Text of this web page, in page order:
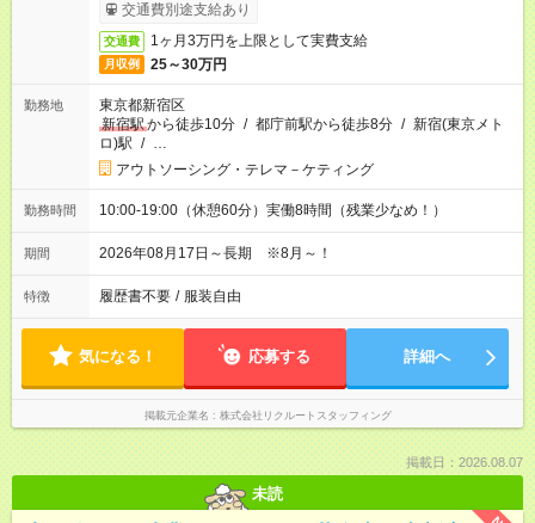
交通費別途支給あり
交通費 1ヶ月3万円を上限として実費支給
月収例 25～30万円
勤務地
東京都新宿区
新宿駅から徒歩10分 / 都庁前駅から徒歩8分 / 新宿(東京メト
ロ)駅 / …
アウトソーシング・テレマ－ケティング
勤務時間 10:00-19:00（休憩60分）実働8時間（残業少なめ！）
期間 2026年08月17日～長期 ※8月～！
特徴 履歴書不要 / 服装自由
気になる！ 応募する 詳細へ
掲載元企業名 株式会社リクルートスタッフィング
掲載日：2026.08.07
未読